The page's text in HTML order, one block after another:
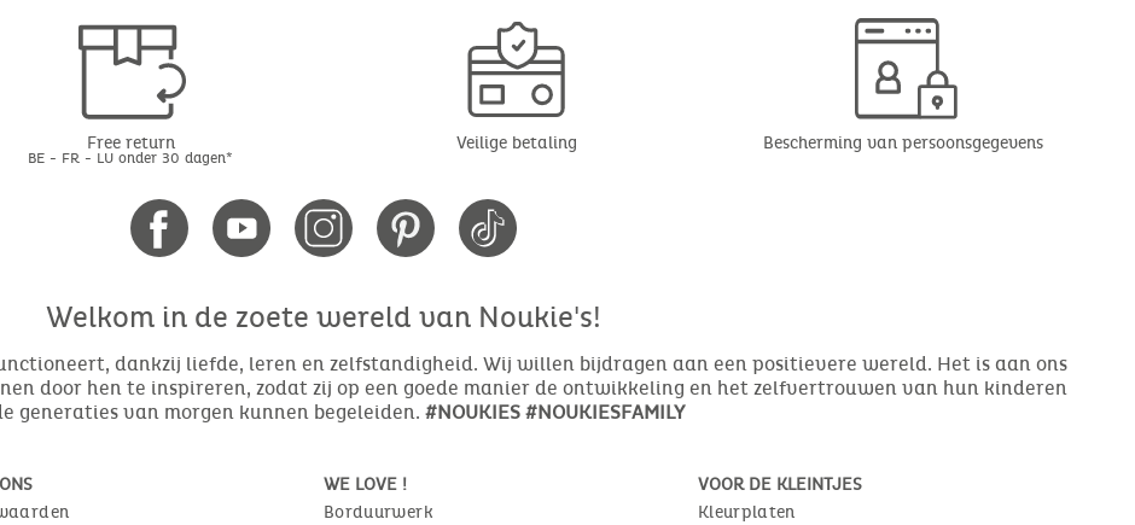
Free return
BE - FR - LU onder 30 dagen*
Veilige betaling Bescherming van persoonsgegevens
Welkom in de zoete wereld van Noukie's!
dankzij liefde, leren en zelfstandigheid. Wij willen bijdragen aan een positievere wereld. Het is aan ons
door hen te inspireren, zodat zij op een goede manier de ontwikkeling en het zelfvertrouwen van hun kinderen
generaties van morgen kunnen begeleiden. #NOUKIES #NOUKIESFAMILY
WE LOVE !
Borduurwerk
VOOR DE KLEINTJES
Kleurplaten